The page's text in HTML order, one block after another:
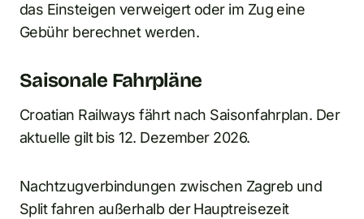
das Einsteigen verweigert oder im Zug eine
Gebühr berechnet werden.
Saisonale Fahrpläne
Croatian Railways fährt nach Saisonfahrplan. Der
aktuelle gilt bis 12. Dezember 2026.
Nachtzugverbindungen zwischen Zagreb und
Split fahren außerhalb der Hauptreisezeit